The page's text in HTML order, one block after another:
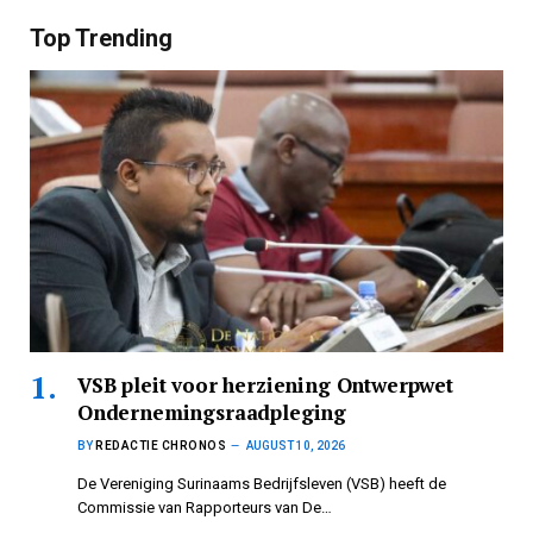
Top Trending
VSB pleit voor herziening Ontwerpwet
Ondernemingsraadpleging
BY REDACTIE CHRONOS AUGUST 10, 2026
De Vereniging Surinaams Bedrijfsleven (VSB) heeft de
Commissie van Rapporteurs van De…